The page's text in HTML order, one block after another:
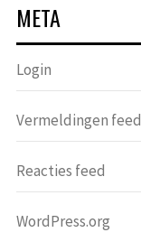
META
Login
Vermeldingen feed
Reacties feed
WordPress.org